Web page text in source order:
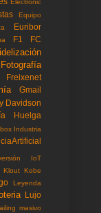
Electronic
Equipo
Euribor
F1
FC
Fotografía
Freixenet
Gmail
Davidson
Huelga
Industria
IoT
Klout Kobe
Leyenda
Lujo
masivo